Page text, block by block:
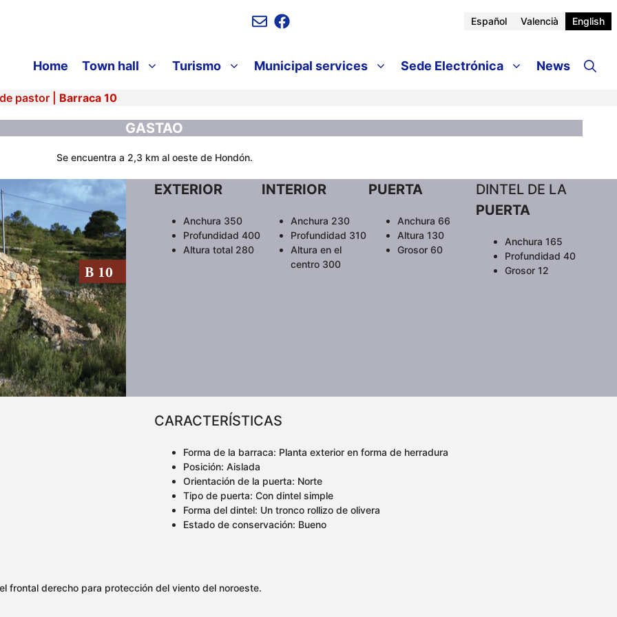
Español Valencià English
Home Town hall Turismo Municipal services Sede Electrónica News
pastor Barraca 10
GASTAO
Se encuentra a 2,3 km al oeste de Hondón.
EXTERIOR
Anchura 350
Profundidad 400
Altura total 280
INTERIOR
Anchura 230
Profundidad 310
Altura en el
centro 300
PUERTA
Anchura 66
Altura 130
Grosor 60
DINTEL DE LA
PUERTA
Anchura 165
Profundidad 40
Grosor 12
CARACTERÍSTICAS
Forma de la barraca: Planta exterior en forma de herradura
Posición: Aislada
Orientación de la puerta: Norte
Tipo de puerta: Con dintel simple
Forma del dintel: Un tronco rollizo de olivera
Estado de conservación: Bueno
frontal derecho para protección del viento del noroeste.